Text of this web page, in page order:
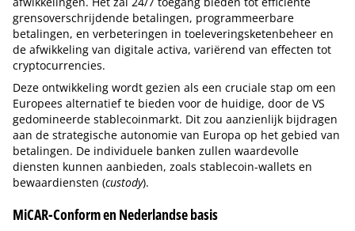
grensoverschrijdende betalingen, programmeerbare
betalingen, en verbeteringen in toeleveringsketenbeheer en
de afwikkeling van digitale activa, variërend van effecten tot
cryptocurrencies.
Deze ontwikkeling wordt gezien als een cruciale stap om een
Europees alternatief te bieden voor de huidige, door de VS
gedomineerde stablecoinmarkt. Dit zou aanzienlijk bijdragen
aan de strategische autonomie van Europa op het gebied van
betalingen. De individuele banken zullen waardevolle
diensten kunnen aanbieden, zoals stablecoin-wallets en
bewaardiensten (custody).
MiCAR-Conform en Nederlandse basis